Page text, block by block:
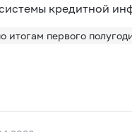
кредитной
итогам первого